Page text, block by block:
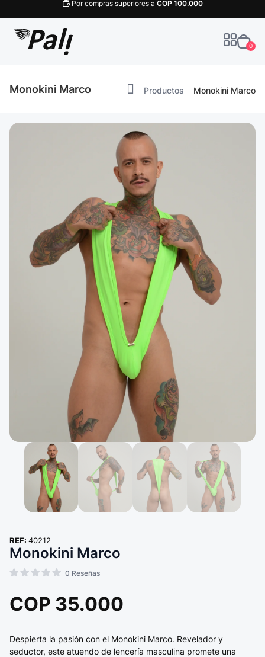
Por compras superiores a COP100.000
0
Monokini Marco Productos Monokini Marco
REF: 40212
Monokini Marco
0 Reseñas
COP 35.000
Despierta la pasión con el Monokini Marco. Revelador y
seductor, este atuendo de lencería masculina promete una